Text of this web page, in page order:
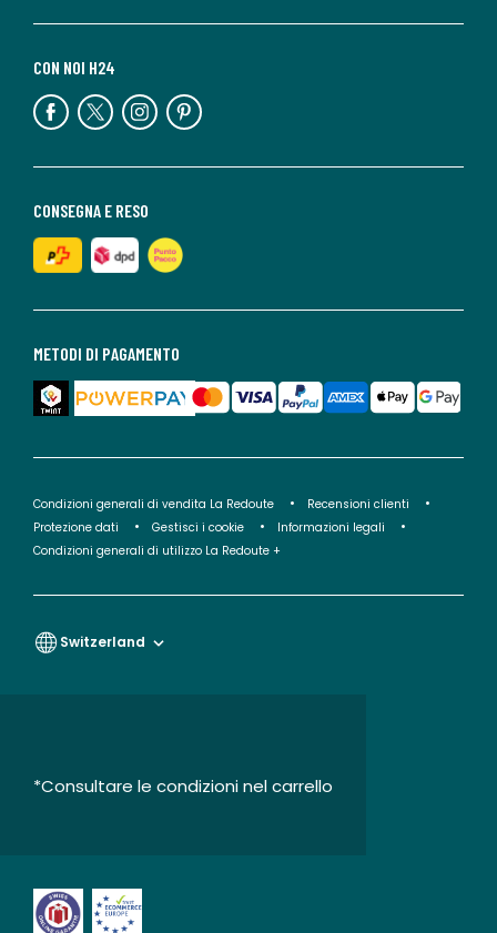
METODI DI PAGAMENTO
CONSEGNA E RESO
CON NOI H24
Condizioni generali di vendita La Redoute
Recensioni clienti
Protezione dati
Gestisci i cookie
Informazioni legali
Condizioni generali di utilizzo La Redoute +
Switzerland
*Consultare le condizioni nel carrello